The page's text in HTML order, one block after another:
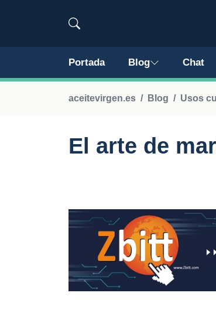
Portada Blog Chat
aceitevirgen.es Blog Usos
El arte de